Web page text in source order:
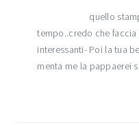
quello
tempo..credo che
interessanti- Poi la tua
menta me la pappaerei